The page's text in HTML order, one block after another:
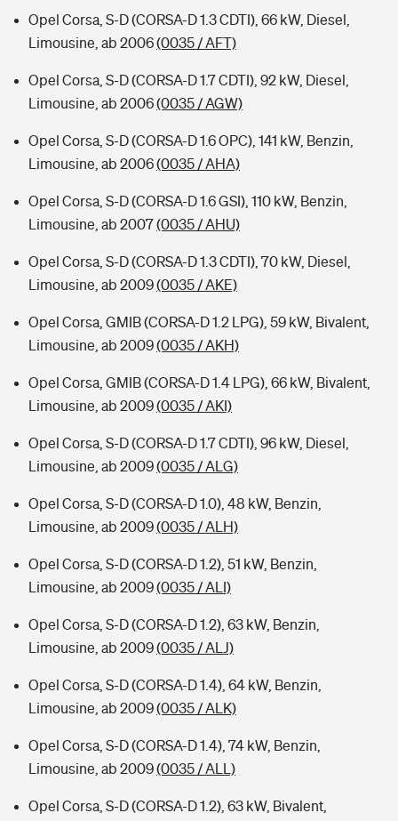
Opel Corsa, S-D (CORSA-D 1.3 CDTI), 66 kW, Diesel,
Limousine, ab 2006(0035 / AFT)
Opel Corsa, S-D (CORSA-D 1.7 CDTI), 92 kW, Diesel,
Limousine, ab 2006(0035 / AGW)
Opel Corsa, S-D (CORSA-D 1.6 OPC), 141 kW, Benzin,
Limousine, ab 2006(0035 / AHA)
Opel Corsa, S-D (CORSA-D 1.6 GSI), 110 kW, Benzin,
Limousine, ab 2007(0035 / AHU)
Opel Corsa, S-D (CORSA-D 1.3 CDTI), 70 kW, Diesel,
Limousine, ab 2009(0035 / AKE)
Opel Corsa, GMIB (CORSA-D 1.2 LPG), 59 kW, Bivalent,
Limousine, ab 2009(0035 / AKH)
Opel Corsa, GMIB (CORSA-D 1.4 LPG), 66 kW, Bivalent,
Limousine, ab 2009(0035 / AKI)
Opel Corsa, S-D (CORSA-D 1.7 CDTI), 96 kW, Diesel,
Limousine, ab 2009(0035 / ALG)
Opel Corsa, S-D (CORSA-D 1.0), 48 kW, Benzin,
Limousine, ab 2009(0035 / ALH)
Opel Corsa, S-D (CORSA-D 1.2), 51 kW, Benzin,
Limousine, ab 2009(0035 / ALI)
Opel Corsa, S-D (CORSA-D 1.2), 63 kW, Benzin,
Limousine, ab 2009(0035 / ALJ)
Opel Corsa, S-D (CORSA-D 1.4), 64 kW, Benzin,
Limousine, ab 2009(0035 / ALK)
Opel Corsa, S-D (CORSA-D 1.4), 74 kW, Benzin,
Limousine, ab 2009(0035 / ALL)
Opel Corsa, S-D (CORSA-D 1.2), 63 kW, Bivalent,